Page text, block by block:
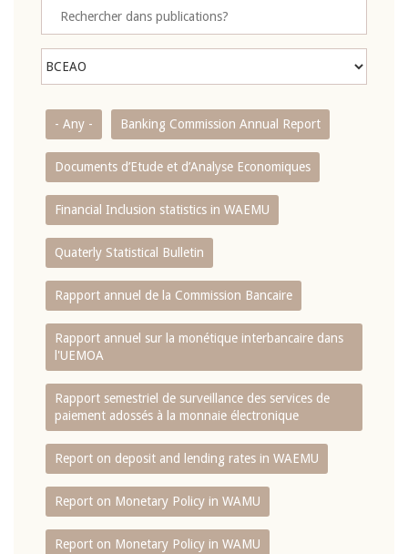
- Any - Banking Commission Annual Report
Documents d’Etude et d’Analyse Economiques
Financial Inclusion statistics in WAEMU
Quaterly Statistical Bulletin
Rapport annuel de la Commission Bancaire
Rapport annuel sur la monétique interbancaire dans
l'UEMOA
Rapport semestriel de surveillance des services de
paiement adossés à la monnaie électronique
Report on deposit and lending rates in WAEMU
Report on Monetary Policy in WAMU
Report on Monetary Policy in WAMU